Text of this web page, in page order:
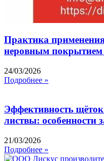
Практика
неровным
24/03/2026
Подробнее »
Эффективность
листвы: особенности
21/03/2026
Подробнее »